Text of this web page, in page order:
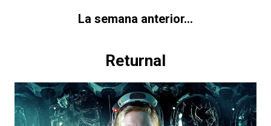
La semana anterior…
Returnal